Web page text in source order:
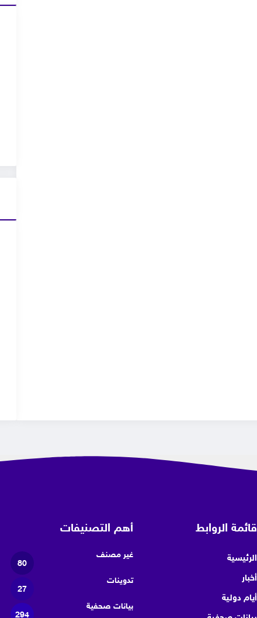
قائمة الروابط
الرئيسية
أخبار
أيام دولية
أهم التصنيفات
غير مصنف
80
تدوينات
27
بيانات صحفية
294